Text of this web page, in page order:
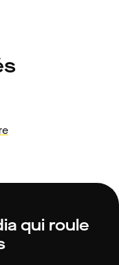
qui roule